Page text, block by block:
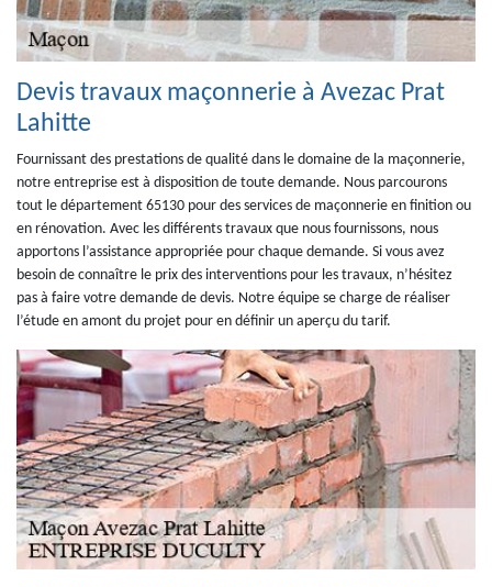
Devis travaux maçonnerie à Avezac Prat
Lahitte
Fournissant des prestations de qualité dans le domaine de la maçonnerie,
notre entreprise est à disposition de toute demande. Nous parcourons
tout le département 65130 pour des services de maçonnerie en finition ou
en rénovation. Avec les différents travaux que nous fournissons, nous
apportons l’assistance appropriée pour chaque demande. Si vous avez
besoin de connaître le prix des interventions pour les travaux, n’hésitez
pas à faire votre demande de devis. Notre équipe se charge de réaliser
l’étude en amont du projet pour en définir un aperçu du tarif.